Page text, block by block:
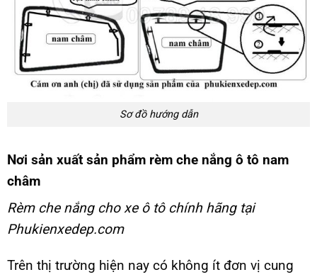
Sơ đồ hướng dẫn
Nơi sản xuất sản phẩm rèm che nắng ô tô nam
châm
Rèm che nắng cho xe ô tô chính hãng tại
Phukienxedep.com
Trên thị trường hiện nay có không ít đơn vị cung